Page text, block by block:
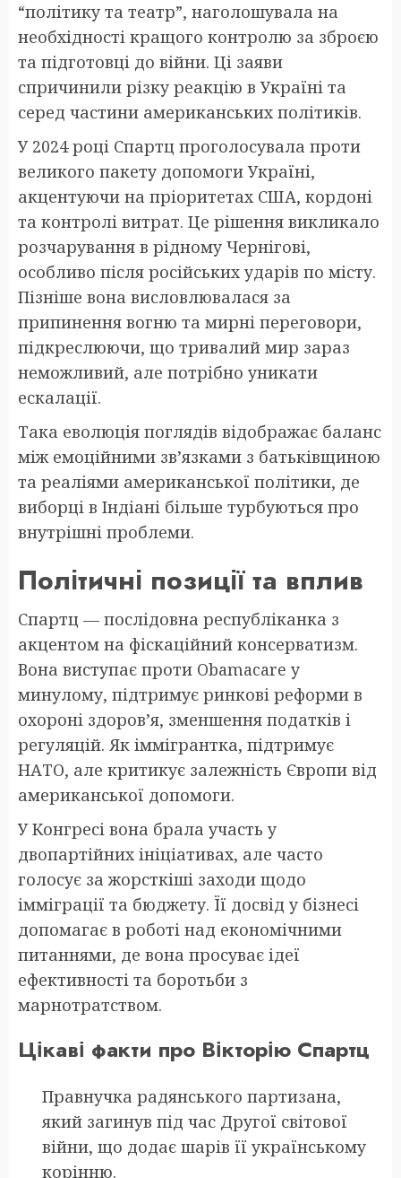
“політику та театр”, наголошувала на
необхідності кращого контролю за зброєю
та підготовці до війни. Ці заяви
спричинили різку реакцію в Україні та
серед частини американських політиків.
У 2024 році Спартц проголосувала проти
великого пакету допомоги Україні,
акцентуючи на пріоритетах США, кордоні
та контролі витрат. Це рішення викликало
розчарування в рідному Чернігові,
особливо після російських ударів по місту.
Пізніше вона висловлювалася за
припинення вогню та мирні переговори,
підкреслюючи, що тривалий мир зараз
неможливий, але потрібно уникати
ескалації.
Така еволюція поглядів відображає баланс
між емоційними зв’язками з батьківщиною
та реаліями американської політики, де
виборці в Індіані більше турбуються про
внутрішні проблеми.
Політичні позиції та вплив
Спартц — послідовна республіканка з
акцентом на фіскаційний консерватизм.
Вона виступає проти Obamacare у
минулому, підтримує ринкові реформи в
охороні здоров’я, зменшення податків і
регуляцій. Як іммігрантка, підтримує
НАТО, але критикує залежність Європи від
американської допомоги.
У Конгресі вона брала участь у
двопартійних ініціативах, але часто
голосує за жорсткіші заходи щодо
імміграції та бюджету. Її досвід у бізнесі
допомагає в роботі над економічними
питаннями, де вона просуває ідеї
ефективності та боротьби з
марнотратством.
Цікаві факти про Вікторію Спартц
Правнучка радянського партизана,
який загинув під час Другої світової
війни, що додає шарів її українському
корінню.